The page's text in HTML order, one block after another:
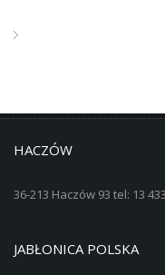
HACZÓW
36-213 Haczów 93 tel: 13
JABŁONICA POLSKA